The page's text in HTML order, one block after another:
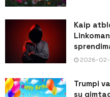
Kaip
2026-
Trumpi
su